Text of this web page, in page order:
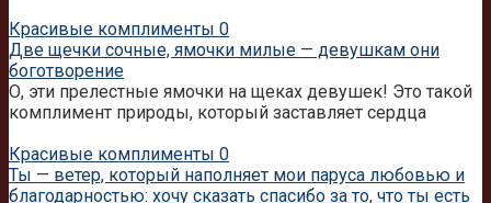
Красивые комплименты 0
Две щечки сочные, ямочки милые — девушкам они
боготворение
О, эти прелестные ямочки на щеках девушек! Это такой
комплимент природы, который заставляет сердца
Красивые комплименты 0
Ты — ветер, который наполняет мои паруса любовью и
благодарностью: хочу сказать спасибо за то, что ты есть